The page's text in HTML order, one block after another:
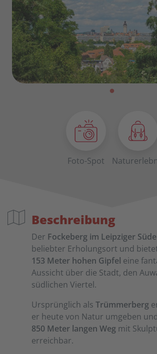
Foto-Spot
Beschreibung
Der Fockeberg im Leipziger
beliebter Erholungsort und
153 Meter hohen Gipfel eine
Aussicht über die Stadt, den
südlichen Viertel.
Ursprünglich als Trümmerberg
er heute von Natur umgeben
850 Meter langen Weg mit
erreichbar.